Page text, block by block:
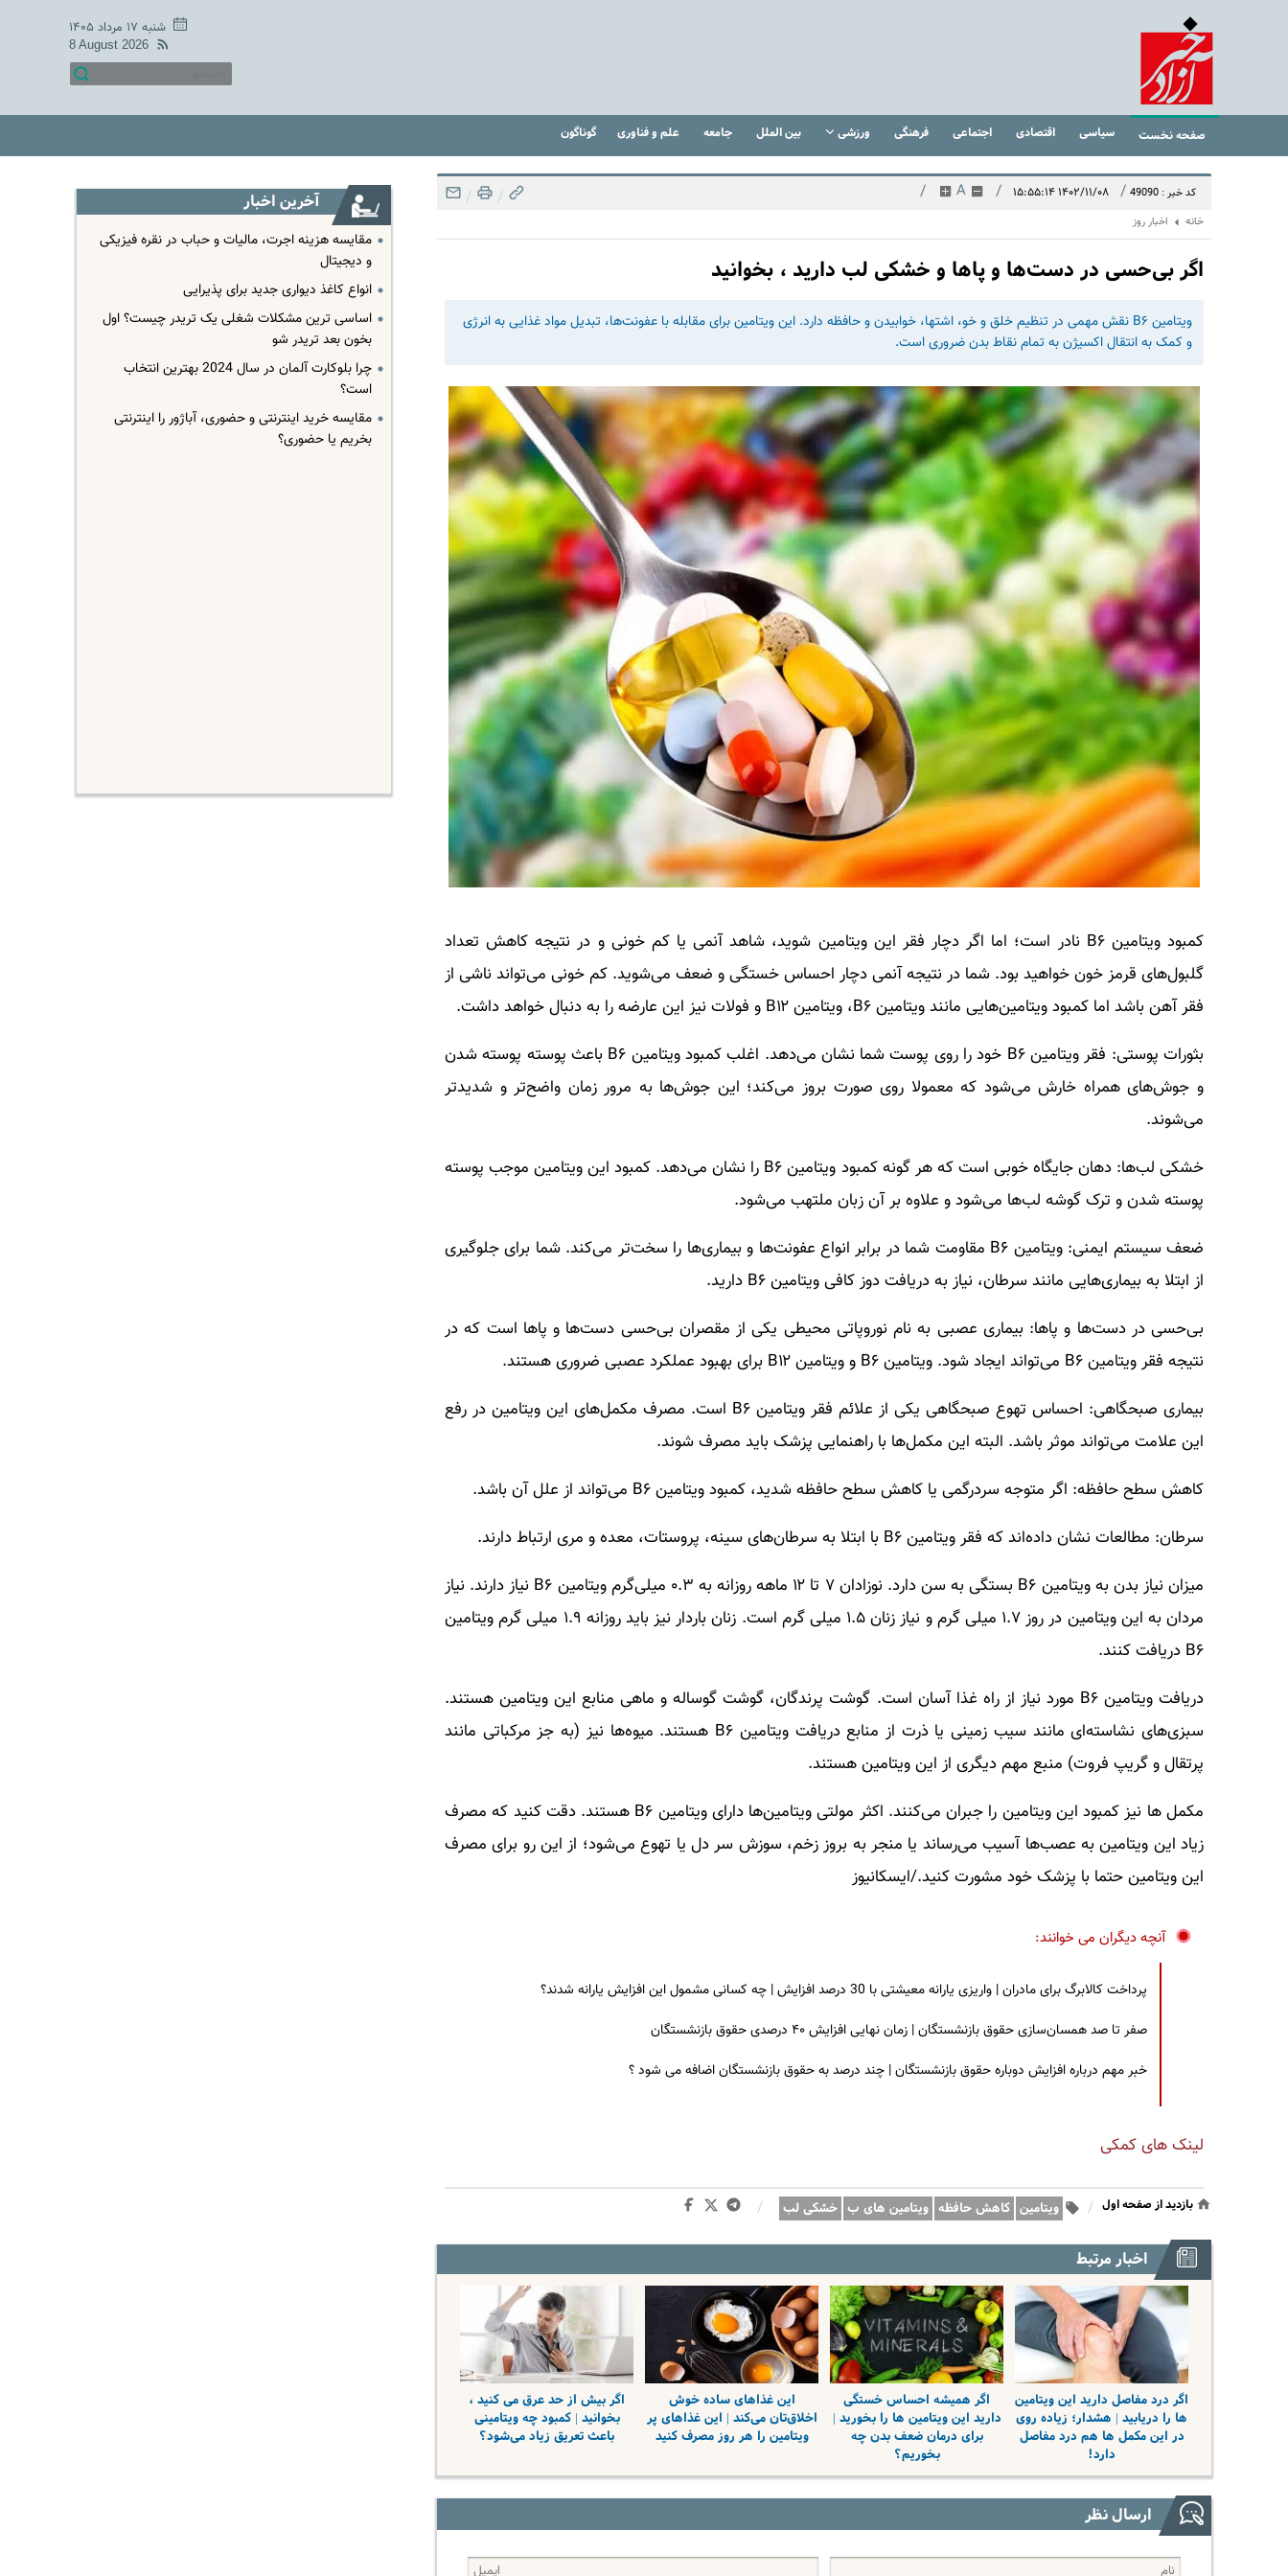
شنبه ۱۷ مرداد ۱۴۰۵
8 August 2026
صفحه نخست سیاسی اقتصادی اجتماعی فرهنگی ورزشی بین الملل جامعه علم و فناوری گوناگون
کد خبر : 49090 / ۱۴۰۲/۱۱/۰۸ ۱۵:۵۵:۱۴ /
A
/
/
/
خانه اخبار روز
اگر بی‌حسی در دست‌ها و پاها و خشکی لب دارید ، بخوانید
ویتامین B۶ نقش مهمی در تنظیم خلق و خو، اشتها، خوابیدن و حافظه دارد. این ویتامین برای مقابله با عفونت‌ها، تبدیل مواد غذایی به انرژی
و کمک به انتقال اکسیژن به تمام نقاط بدن ضروری است.
کمبود ویتامین B۶ نادر است؛ اما اگر دچار فقر این ویتامین شوید، شاهد آنمی یا کم خونی و در نتیجه کاهش تعداد
گلبول‌های قرمز خون خواهید بود. شما در نتیجه آنمی دچار احساس خستگی و ضعف می‌شوید. کم خونی می‌تواند ناشی از
فقر آهن باشد اما کمبود ویتامین‌هایی مانند ویتامین B۶، ویتامین B۱۲ و فولات نیز این عارضه را به دنبال خواهد داشت.
بثورات پوستی: فقر ویتامین B۶ خود را روی پوست شما نشان می‌دهد. اغلب کمبود ویتامین B۶ باعث پوسته پوسته شدن
و جوش‌های همراه خارش می‌شود که معمولا روی صورت بروز می‌کند؛ این جوش‌ها به مرور زمان واضح‌تر و شدیدتر
می‌شوند.
خشکی لب‌ها: دهان جایگاه خوبی است که هر گونه کمبود ویتامین B۶ را نشان می‌دهد. کمبود این ویتامین موجب پوسته
پوسته شدن و ترک گوشه لب‌ها می‌شود و علاوه بر آن زبان ملتهب می‌شود.
ضعف سیستم ایمنی: ویتامین B۶ مقاومت شما در برابر انواع عفونت‌ها و بیماری‌ها را سخت‌تر می‌کند. شما برای جلوگیری
از ابتلا به بیماری‌هایی مانند سرطان، نیاز به دریافت دوز کافی ویتامین B۶ دارید.
بی‌حسی در دست‌ها و پاها: بیماری عصبی به نام نوروپاتی محیطی یکی از مقصران بی‌حسی دست‌ها و پاها است که در
نتیجه فقر ویتامین B۶ می‌تواند ایجاد شود. ویتامین B۶ و ویتامین B۱۲ برای بهبود عملکرد عصبی ضروری هستند.
بیماری صبحگاهی: احساس تهوع صبحگاهی یکی از علائم فقر ویتامین B۶ است. مصرف مکمل‌های این ویتامین در رفع
این علامت می‌تواند موثر باشد. البته این مکمل‌ها با راهنمایی پزشک باید مصرف شوند.
کاهش سطح حافظه: اگر متوجه سردرگمی یا کاهش سطح حافظه شدید، کمبود ویتامین B۶ می‌تواند از علل آن باشد.
سرطان: مطالعات نشان داده‌اند که فقر ویتامین B۶ با ابتلا به سرطان‌های سینه، پروستات، معده و مری ارتباط دارند.
میزان نیاز بدن به ویتامین B۶ بستگی به سن دارد. نوزادان ۷ تا ۱۲ ماهه روزانه به ۰.۳ میلی‌گرم ویتامین B۶ نیاز دارند. نیاز
مردان به این ویتامین در روز ۱.۷ میلی گرم و نیاز زنان ۱.۵ میلی گرم است. زنان باردار نیز باید روزانه ۱.۹ میلی گرم ویتامین
B۶ دریافت کنند.
دریافت ویتامین B۶ مورد نیاز از راه غذا آسان است. گوشت پرندگان، گوشت گوساله و ماهی منابع این ویتامین هستند.
سبزی‌های نشاسته‌ای مانند سیب زمینی یا ذرت از منابع دریافت ویتامین B۶ هستند. میوه‌ها نیز (به جز مرکباتی مانند
پرتقال و گریپ فروت) منبع مهم دیگری از این ویتامین هستند.
مکمل ها نیز کمبود این ویتامین را جبران می‌کنند. اکثر مولتی ویتامین‌ها دارای ویتامین B۶ هستند. دقت کنید که مصرف
زیاد این ویتامین به عصب‌ها آسیب می‌رساند یا منجر به بروز زخم، سوزش سر دل یا تهوع می‌شود؛ از این رو برای مصرف
این ویتامین حتما با پزشک خود مشورت کنید./ایسکانیوز
آنچه دیگران می خوانند:
پرداخت کالابرگ برای مادران | واریزی یارانه معیشتی با 30 درصد افزایش | چه کسانی مشمول این افزایش یارانه شدند؟
صفر تا صد همسان‌سازی حقوق بازنشستگان | زمان نهایی افزایش ۴۰ درصدی حقوق بازنشستگان
خبر مهم درباره افزایش دوباره حقوق بازنشستگان | چند درصد به حقوق بازنشستگان اضافه می شود ؟
لینک های کمکی
بازدید از صفحه اول / ویتامین کاهش حافظه ویتامین های ب خشکی لب‌ /
اخبار مرتبط
اگر درد مفاصل دارید این ویتامین
ها را دریابید | هشدار؛ زیاده روی
در این مکمل ها هم درد مفاصل
دارد!
اگر همیشه احساس خستگی
دارید این ویتامین ها را بخورید |
برای درمان ضعف بدن چه
بخوریم؟
این غذاهای ساده‌ خوش
اخلاق‌تان می‌کند | این غذاهای پر
ویتامین را هر روز مصرف کنید
اگر بیش از حد عرق می کنید ،
بخوانید | کمبود چه ویتامینی
باعث تعریق زیاد می‌شود؟
ارسال نظر
آخرین اخبار
مقایسه هزینه اجرت، مالیات و حباب در نقره فیزیکی
و دیجیتال
انواع کاغذ دیواری جدید برای پذیرایی
اساسی ترین مشکلات شغلی یک تریدر چیست؟ اول
بخون بعد تریدر شو
چرا بلوکارت آلمان در سال 2024 بهترین انتخاب
است؟
مقایسه خرید اینترنتی و حضوری، آباژور را اینترنتی
بخریم یا حضوری؟